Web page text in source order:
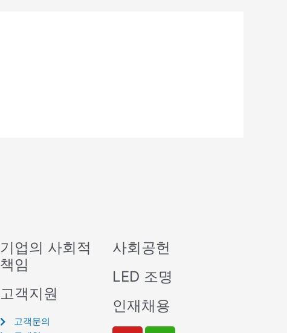
기업의 사회적
책임
고객지원
고객문의
사회공헌
LED 조명
인재채용